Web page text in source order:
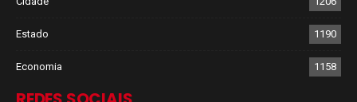
Estado 1190
Economia 1158